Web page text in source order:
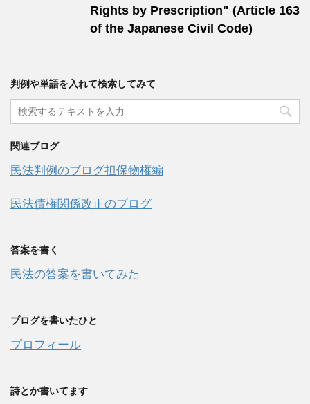
Rights by Prescription" (Article 163
of the Japanese Civil Code)
判例や単語を入れて検索してみて
関連ブログ
民法判例のブログ担保物権編
民法債権関係改正のブログ
答案を書く
民法の答案を書いてみた
ブログを書いたひと
プロフィール
詩とか書いてます